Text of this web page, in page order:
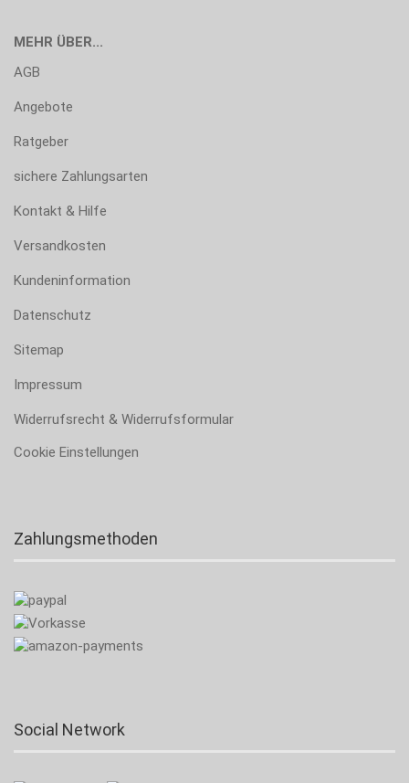
MEHR ÜBER...
AGB
Angebote
Ratgeber
sichere Zahlungsarten
Kontakt & Hilfe
Versandkosten
Kundeninformation
Datenschutz
Sitemap
Impressum
Widerrufsrecht & Widerrufsformular
Cookie Einstellungen
Zahlungsmethoden
Social Network